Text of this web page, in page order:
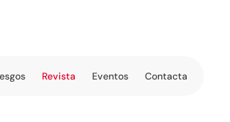
Revista Eventos Contacta